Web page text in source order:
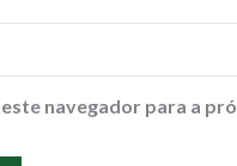
navegador para a